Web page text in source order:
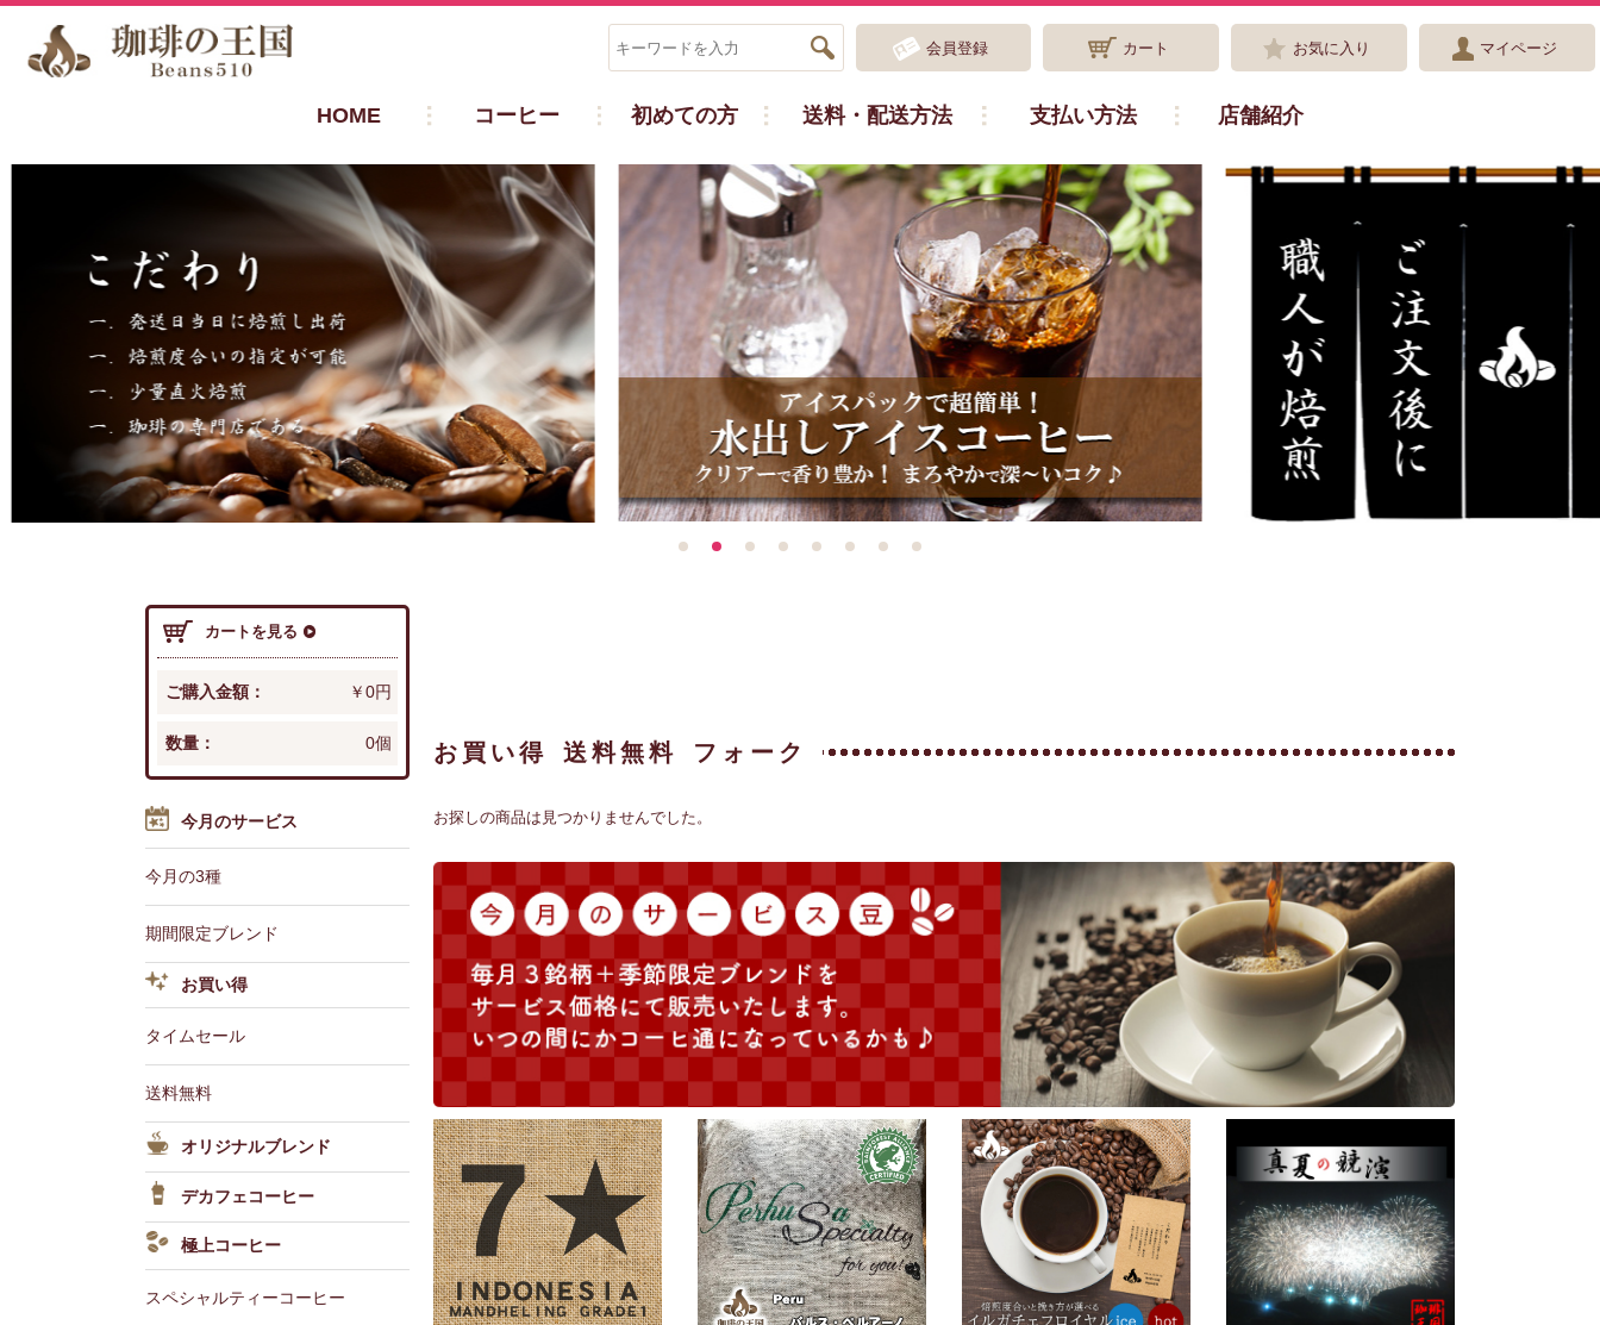
会員登録 カート お気に入り マイページ
HOME コーヒー 初めての方 送料・配送方法 支払い方法 店舗紹介
お買い得 送料無料 フォーク
お探しの商品は見つかりませんでした。
カートを見る
ご購入金額： ￥0円
数量： 0個
今月のサービス
今月の3種
期間限定ブレンド
お買い得
タイムセール
送料無料
オリジナルブレンド
デカフェコーヒー
極上コーヒー
スペシャルティーコーヒー